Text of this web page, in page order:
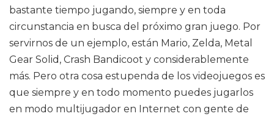
bastante tiempo jugando, siempre y en toda
circunstancia en busca del próximo gran juego. Por
servirnos de un ejemplo, están Mario, Zelda, Metal
Gear Solid, Crash Bandicoot y considerablemente
más. Pero otra cosa estupenda de los videojuegos es
que siempre y en todo momento puedes jugarlos
en modo multijugador en Internet con gente de